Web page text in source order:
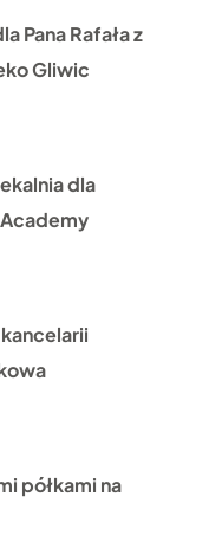
Pana Rafała z
Gliwic
dla
półkami na